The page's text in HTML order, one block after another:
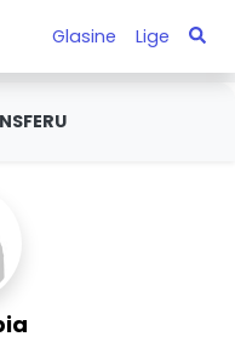
Glasine Lige